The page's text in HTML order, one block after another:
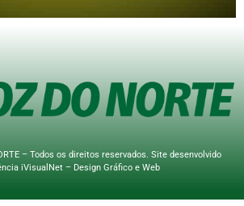
– Todos os direitos reservados. Site desenvolvido
iVisualNet – Design Gráfico e Web